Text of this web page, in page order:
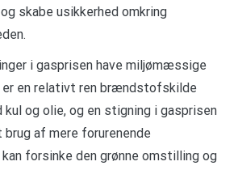
skabe usikkerhed omkring
i gasprisen have miljømæssige
er en relativt ren brændstofskilde
kul og olie, og en stigning i gasprisen
af mere forurenende
forsinke den grønne omstilling og